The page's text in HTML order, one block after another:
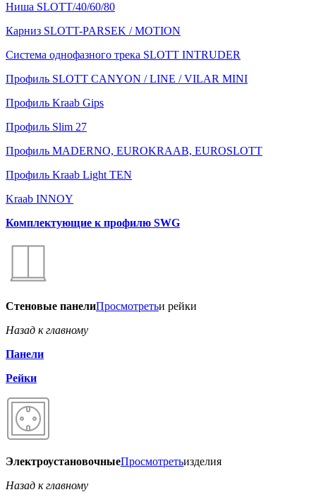
Ниша SLOTT/40/60/80
Карниз SLOTT-PARSEK / MOTION
Система однофазного трека SLOTT INTRUDER
Профиль SLOTT CANYON / LINE / VILAR MINI
Профиль Kraab Gips
Профиль Slim 27
Профиль MADERNO, EUROKRAAB, EUROSLOTT
Профиль Kraab Light TEN
Kraab INNOY
Комплектующие к профилю SWG
Стеновые панелиПросмотретьи рейки
Назад к главному
Панели
Рейки
ЭлектроустановочныеПросмотретьизделия
Назад к главному